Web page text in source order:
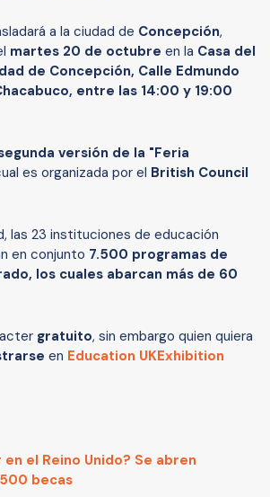
a la ciudad de Concepción,
martes 20 de octubre en la Casa del
de Concepción, Calle Edmundo
entre las 14:00 y 19:00
versión de la "Feria
es organizada por el British Council
las 23 instituciones de educación
en conjunto 7.500 programas de
los cuales abarcan más de 60
gratuito, sin embargo quien quiera
en Education UKExhibition
el Reino Unido? Se abren
becas